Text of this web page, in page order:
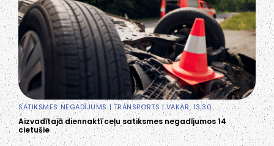
SATIKSMES NEGADĪJUMS|TRANSPORTS | VAKAR, 13:30
Aizvadītajā diennaktī ceļu satiksmes negadījumos 14
cietušie